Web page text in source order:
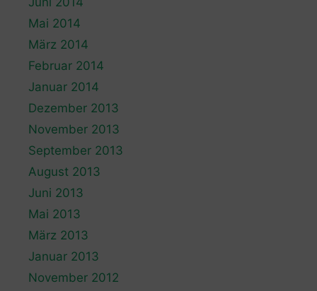
Mai 2014
März 2014
Februar 2014
Januar 2014
Dezember 2013
November 2013
September 2013
August 2013
Juni 2013
Mai 2013
März 2013
Januar 2013
November 2012